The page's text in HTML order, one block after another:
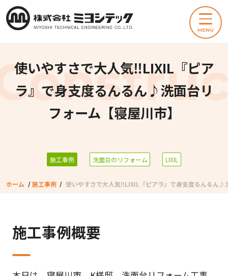
使いやすさで大人気‼LIXIL『ピア
ラ』で身支度るんるん♪洗面台リ
フォーム【寝屋川市】
施工事例 洗面台のリフォーム LIXIL
ホーム /施工事例 / 使いやすさで大人気‼LIXIL『ピアラ』で身支度るんるん♪
施工事例概要